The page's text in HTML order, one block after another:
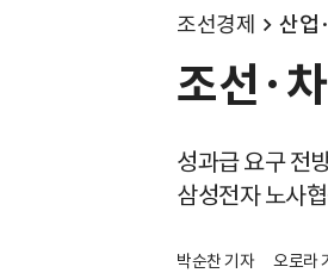
조선경제 산업
조선·
성과급 요구 전
삼성전자 노사
박순찬 기자 오로라